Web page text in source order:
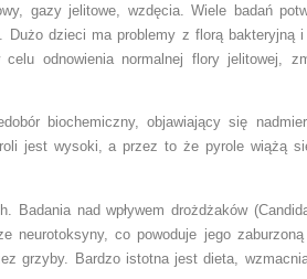
gazy jelitowe, wzdęcia. Wiele badań
dzieci ma problemy z florą bakteryjną i
odnowienia normalnej flory jelitowej,
biochemiczny, objawiający się
jest wysoki, a przez to że pyrole wiążą
nad wpływem drożdżaków
neurotoksyny, co powoduje jego
grzyby. Bardzo istotna jest dieta,